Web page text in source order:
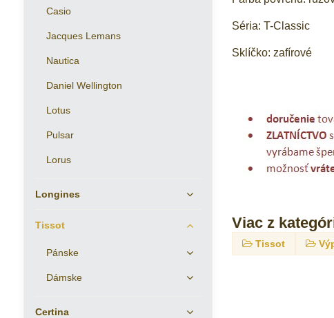
Séria: T-Classic
Sklíčko: zafírové
Viac z
Tissot
Casio
Jacques Lemans
Nautica
Daniel Wellington
Lotus
Pulsar
Lorus
Longines
Tissot
Pánske
Dámske
Certina